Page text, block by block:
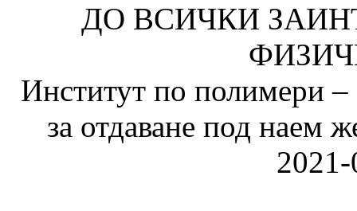
ДО ВСИЧКИ
Институт по полимери
за отдаване под наем